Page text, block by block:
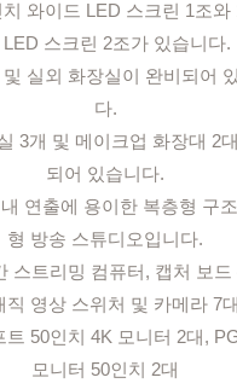
와이드 LED 스크린 1조와
LED 스크린 2조가 있습니다.
실외 화장실이 완비되어
다.
3개 및 메이크업 화장대 2
되어 있습니다.
연출에 용이한 복층형 구
형 방송 스튜디오입니다.
스트리밍 컴퓨터, 캡처 보드
직 영상 스위처 및 카메라 7대
트 50인치 4K 모니터 2대,
모니터 50인치 2대